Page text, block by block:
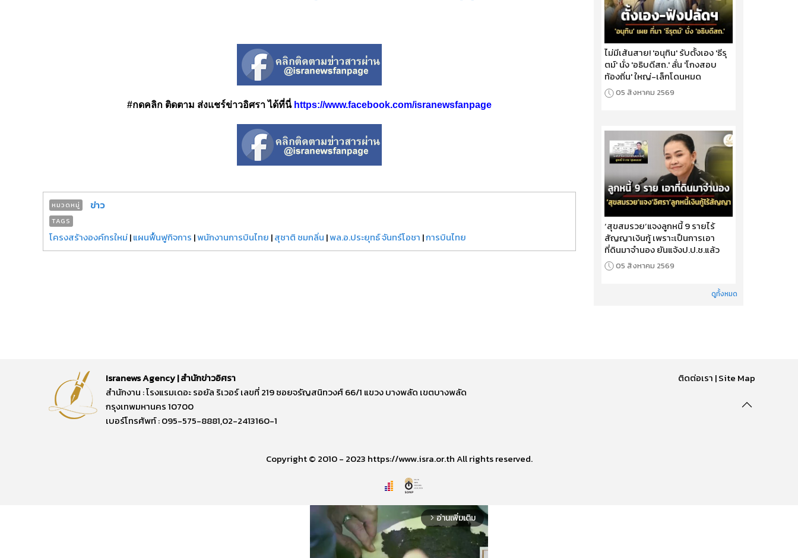
#กดคลิก ติดตาม ส่งแชร์ข่าวอิศรา ได้ที่นี่ https://www.facebook.com/isranewsfanpage
หมวดหมู่ ข่าว
TAGS
โครงสร้างองค์กรใหม่|แผนฟื้นฟูกิจการ |พนักงานการบินไทย |สุชาติ ชมกลิ่น |พล.อ.ประยุทธ์ จันทร์โอชา |การบินไทย
ไม่มีเส้นสาย! 'อนุทิน' รับตั้งเอง 'ธีรุ
ตม์' นั่ง 'อธิบดีสถ.' ลั่น 'โกงสอบ
ท้องถิ่น' ใหญ่-เล็กโดนหมด
05 สิงหาคม 2569
‘สุขสมรวย’แจงลูกหนี้ 9 รายไร้
สัญญาเงินกู้ เพราะเป็นการเอา
ที่ดินมาจำนอง ยันแจ้งป.ป.ช.แล้ว
05 สิงหาคม 2569
ดูทั้งหมด
Isranews Agency | สำนักข่าวอิศรา
สำนักงาน : โรงแรมเดอะ รอยัล ริเวอร์ เลขที่ 219 ซอยจรัญสนิทวงศ์ 66/1 แขวง บางพลัด เขตบางพลัด
กรุงเทพมหานคร 10700
เบอร์โทรศัพท์ : 095-575-8881,02-2413160-1
ติดต่อเรา |Site Map
Copyright © 2010 - 2023 https://www.isra.or.th All rights reserved.
arrow_forward_ios อ่านเพิ่มเติม